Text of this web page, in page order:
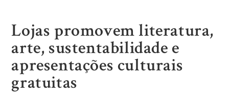
Lojas promovem literatura,
arte, sustentabilidade e
apresentações culturais
gratuitas